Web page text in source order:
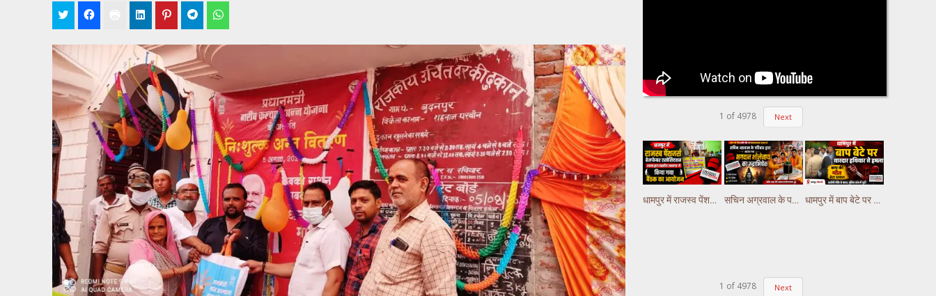
1 of 4978 Next
धामपुर में राजस्व पेंशनर्स वेलफेयर एसोसिएशन शाखा द्धारा तहसील सभागार में किया गया वैठक का आयोजन सचिन अग्रवाल के परिवार द्वारा कराया गया भगवान भोलेनाथ का रुद्राभिषेक धामपुर में बाप बेटे पर धारदार हथियार से हमला, बाप की मौत बेटा घायल
1 of 4978 Next